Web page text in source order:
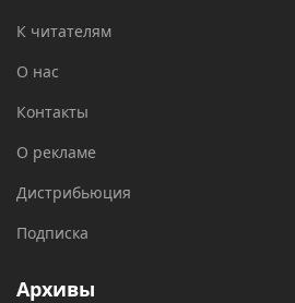
К читателям
О нас
Контакты
О рекламе
Дистрибьюция
Подписка
Архивы